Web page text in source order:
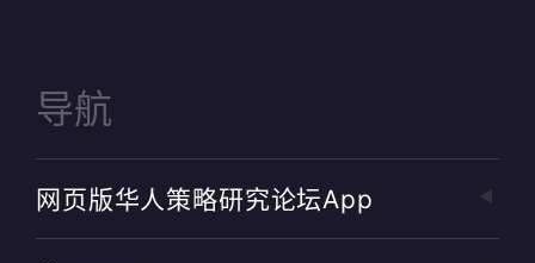
导航
网页版华人策略研究论坛app